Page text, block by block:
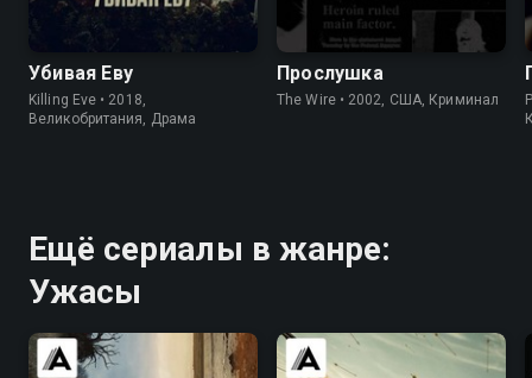
7.7 8.1
Убивая Еву
Killing Eve • 2018,
Великобритания, Драма
9.3
Прослушка
The Wire • 2002, США, Криминал
Ещё сериалы в жанре:
Ужасы